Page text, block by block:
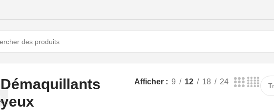
Démaquillants
yeux
Afficher 9 12 18 24